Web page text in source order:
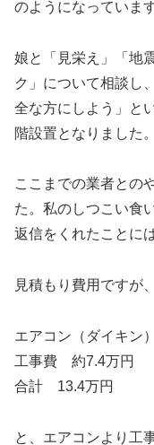
のようになっています
娘と「見栄え」「地
ク」について相談し
全な方にしよう」と
階設置となりました。
ここまでの業者との
た。私のしつこい食
返信をくれたことに
見積もり費用ですが、
エアコン（ダイキン
工事費 約7.4万円
合計 13.4万円
と、エアコンより工